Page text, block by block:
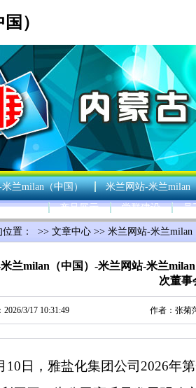
）
兰milan（中国） 米兰网站-米兰milan
产品展示
党群建设 员
位置： >> 文章中心 >> 米兰网站-米兰milan
兰milan（中国）-米兰网站-米兰
次董事
3/17 10:31:49 作者： 张菊
10日，雅盐化集团公司2026年